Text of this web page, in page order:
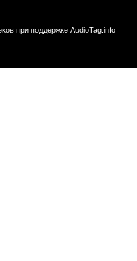
при поддержке AudioTag.info